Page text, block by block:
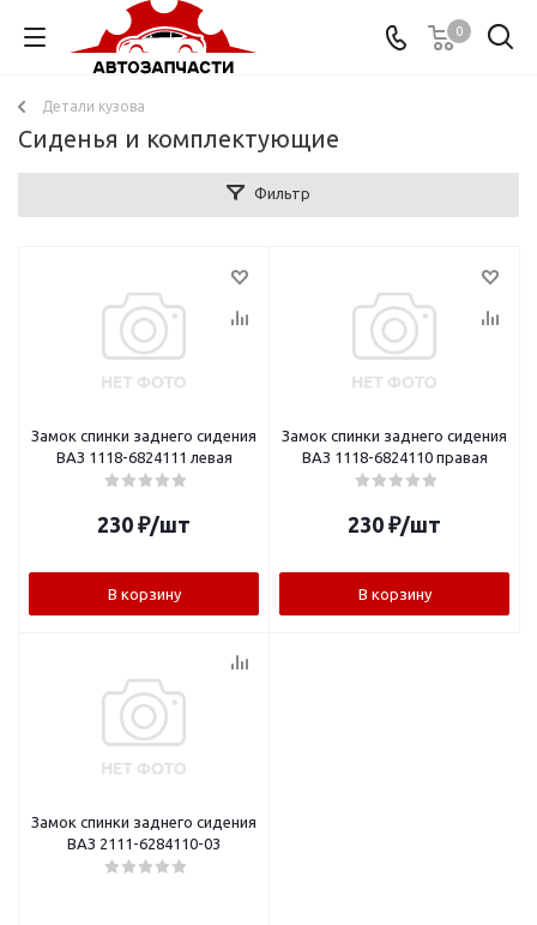
0
Детали кузова
Сиденья и комплектующие
Фильтр
Замок спинки заднего сидения
ВАЗ 1118-6824111 левая
230 ₽/шт
В корзину
Замок спинки заднего сидения
ВАЗ 1118-6824110 правая
230 ₽/шт
В корзину
Замок спинки заднего сидения
ВАЗ 2111-6284110-03